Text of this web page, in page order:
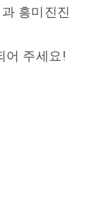
흥미진진
어 주세요!